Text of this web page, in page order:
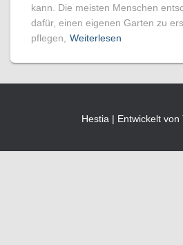
kann. Die meisten Menschen
dafür, einen eigenen Garten zu
pflegen, Weiterlesen
Hestia | Entwickelt von